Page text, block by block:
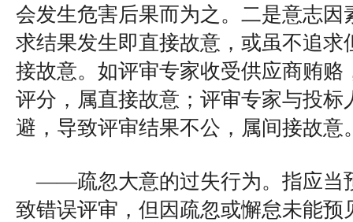
会发生危害后果而为之。二是意志因
求结果发生即直接故意，或虽不追求
接故意。如评审专家收受供应商贿赂
评分，属直接故意；评审专家与投标
避，导致评审结果不公，属间接故意
——疏忽大意的过失行为。指应当
致错误评审，但因疏忽或懈怠未能预